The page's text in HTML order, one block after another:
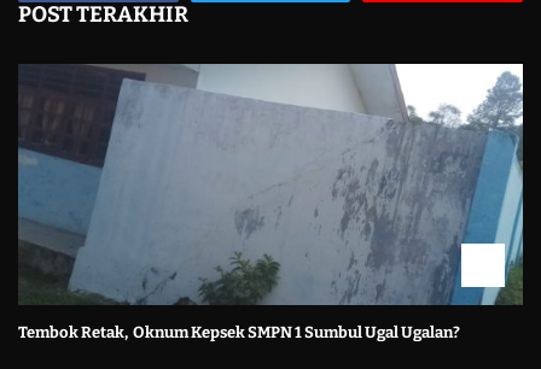
POST TERAKHIR
Tembok Retak, Oknum Kepsek SMPN 1 Sumbul Ugal Ugalan?